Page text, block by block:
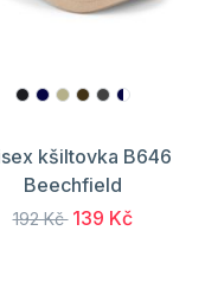
kšiltovka B646
Beechfield
192 Kč 139 Kč